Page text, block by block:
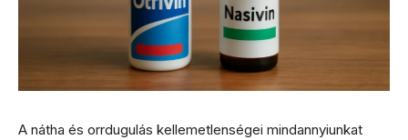
A nátha és orrdugulás kellemetlenségei mindannyiunkat